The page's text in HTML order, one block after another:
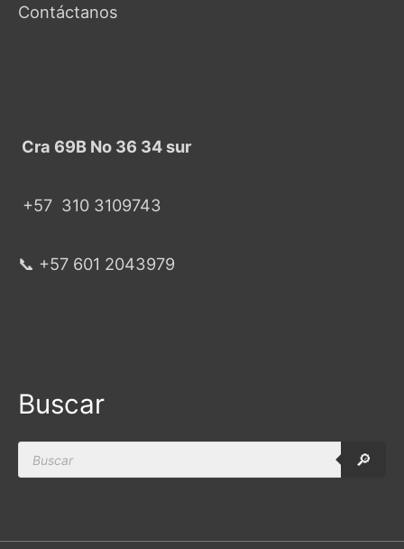
Contáctanos
Cra 69B No 36 34 sur
+57 310 3109743
📞 +57 601 2043979
Buscar
Products
search
🔎